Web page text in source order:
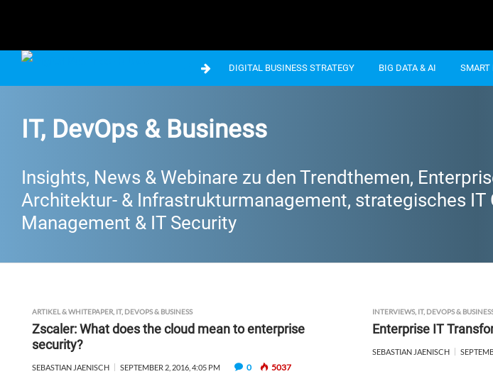
DIGITAL BUSINESS STRATEGY BIG DATA & AI SMART
IT, DevOps & Business
Insights, News & Webinare zu den Trendthemen,
Architektur- & Infrastrukturmanagement, strategisches IT
Management & IT Security
ARTIKEL & WHITEPAPER IT, DEVOPS & BUSINESS
Zscaler: What does the cloud mean to enterprise
security?
SEBASTIAN JAENISCH SEPTEMBER 2, 2016, 4:05 PM 0 5037
INTERVIEWS, IT, DEVOPS &
Enterprise IT
SEBASTIAN JAENISCH